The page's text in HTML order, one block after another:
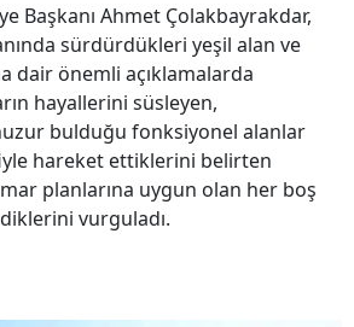
Başkanı Ahmet Çolakbayrakdar,
sürdürdükleri yeşil alan ve
dair önemli açıklamalarda
hayallerini süsleyen,
bulduğu fonksiyonel alanlar
hareket ettiklerini belirten
planlarına uygun olan her boş
vurguladı.